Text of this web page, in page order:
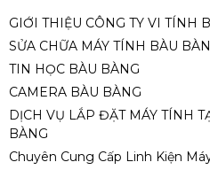
GIỚI THIỆU CÔNG TY VI TÍNH
SỬA CHỮA MÁY TÍNH BÀU
TIN HỌC BÀU BÀNG
CAMERA BÀU BÀNG
DỊCH VỤ LẮP ĐẶT MÁY TÍNH
BÀNG
Chuyên Cung Cấp Linh Kiện